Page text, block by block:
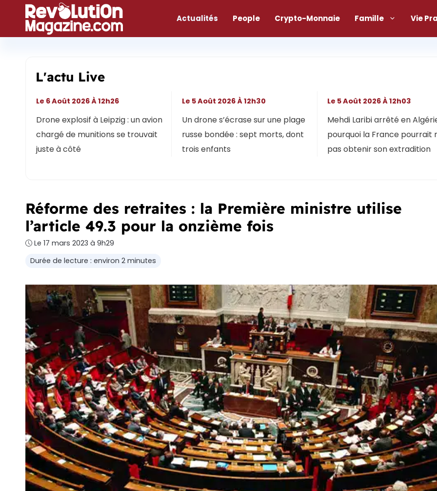
contenu
Actualités People Crypto-Monnaie Famille Vie
L'actu Live
Drone explosif à Leipzig : un avion
chargé de munitions se trouvait
juste à côté
Le 6 Août 2026 À 12h26
Un drone s’écrase sur une plage
russe bondée : sept morts, dont
trois enfants
Le 5 Août 2026 À 12h30
Mehdi Laribi arrêté en
pourquoi la France pourrait
pas obtenir son extradition
Le 5 Août 2026 À 12h03
Réforme des retraites : la Première ministre utilise
l’article 49.3 pour la onzième fois
Le 17 mars 2023 à 9h29
Durée de lecture : environ 2 minutes